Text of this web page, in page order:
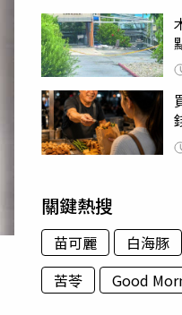
關鍵熱搜
苗可麗 白海豚
苦苓
Good